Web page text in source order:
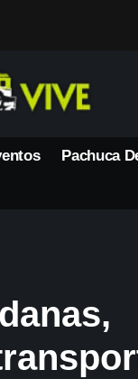
Pachuca